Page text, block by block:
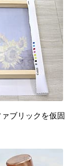
ブリックを仮固